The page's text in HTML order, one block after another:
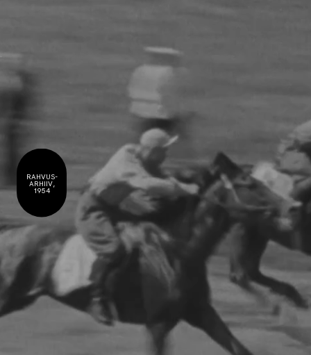
RAHVUS-
ARHIIV,
1954